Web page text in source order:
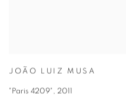
JOÃO LUIZ MUSA
"Paris 4209" , 2011